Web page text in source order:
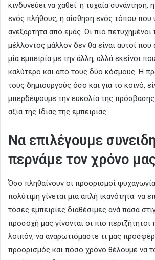
κινδυνεύει να χαθεί: η τυχαία συνάντηση,
ενός πλήθους, η αίσθηση ενός τόπου που
ανεξάρτητα από εμάς. Οι πιο πετυχημένοι
μέλλοντος μάλλον δεν θα είναι αυτοί που
μία εμπειρία με την άλλη, αλλά εκείνοι
καλύτερο και από τους δύο κόσμους. Η
τους δημιουργούς όσο και για το κοινό,
μπερδέψουμε την ευκολία της πρόσβασης
αξία της ίδιας της εμπειρίας.
Να επιλέγουμε
περνάμε τον χρόνο
Όσο πληθαίνουν οι προορισμοί
πολύτιμη γίνεται μια απλή ικανότητα: να
τόσες εμπειρίες διαθέσιμες ανά πάσα
προσοχή μας γίνονται οι πιο περιζήτητοι
λοιπόν, να αναρωτιόμαστε τι μας
προορισμός και πόσο χρόνο θέλουμε να